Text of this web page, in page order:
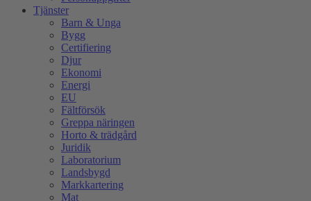
Tjänster
Barn & Unga
Bygg
Certifiering
Djur
Ekonomi
Energi
EU
Fältförsök
Greppa näringen
Horto & trädgård
Juridik
Laboratorium
Landsbygd
Markkartering
Mat